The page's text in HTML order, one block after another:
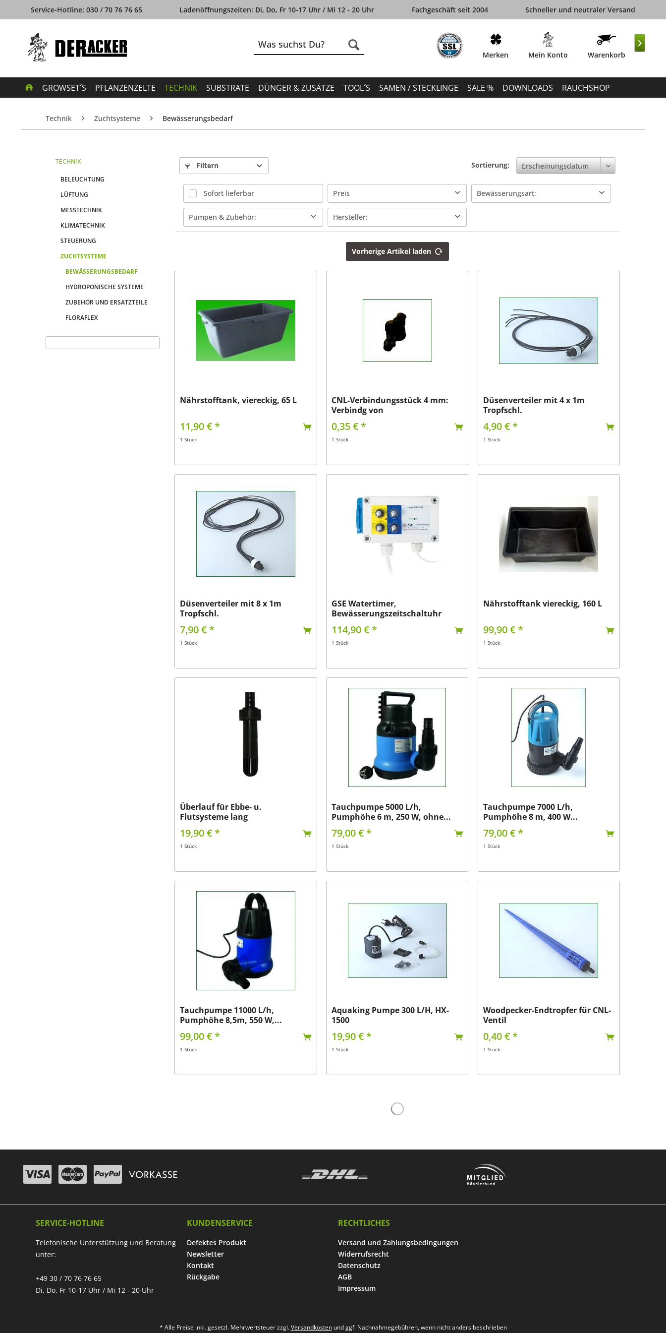
Service-Hotline: 030 / 70 76 76 65 Ladenöffnungszeiten: Di, Do, Fr 10-17 Uhr / Mi 12 - 20 Uhr Fachgeschäft seit 2004 Schneller und neutraler Versand
Merken Mein Konto Warenkorb
GROWSET´S PFLANZENZELTE TECHNIK SUBSTRATE DÜNGER & ZUSÄTZE TOOL´S SAMEN / STECKLINGE SALE % DOWNLOADS RAUCHSHOP

Technik Zuchtsysteme Bewässerungsbedarf
TECHNIK
BELEUCHTUNG
LÜFTUNG
MESSTECHNIK
KLIMATECHNIK
STEUERUNG
ZUCHTSYSTEME
BEWÄSSERUNGSBEDARF
HYDROPONISCHE SYSTEME
ZUBEHÖR UND ERSATZTEILE
FLORAFLEX
Filtern Sortierung:
Sofort lieferbar Preis
von0,35 €bis289,00 €
Bewässerungsart:
Pumpen & Zubehör: Hersteller:
Vorherige Artikel laden
Nährstofftank, viereckig, 65 L
11,90 € *
1 Stück
CNL-Verbindungsstück 4 mm:
Verbindg von
0,35 € *
1 Stück
Düsenverteiler mit 4 x 1m
Tropfschl.
4,90 € *
1 Stück
Düsenverteiler mit 8 x 1m
Tropfschl.
7,90 € *
1 Stück
GSE Watertimer,
Bewässerungszeitschaltuhr
114,90 € *
1 Stück
Nährstofftank viereckig, 160 L
99,90 € *
1 Stück
Überlauf für Ebbe- u.
Flutsysteme lang
19,90 € *
1 Stück
Tauchpumpe 5000 L/h,
Pumphöhe 6 m, 250 W, ohne...
79,00 € *
1 Stück
Tauchpumpe 7000 L/h,
Pumphöhe 8 m, 400 W...
79,00 € *
1 Stück
Tauchpumpe 11000 L/h,
Pumphöhe 8,5m, 550 W,...
99,00 € *
1 Stück
Aquaking Pumpe 300 L/H, HX-
1500
19,90 € *
1 Stück
Woodpecker-Endtropfer für CNL-
Ventil
0,40 € *
1 Stück
SERVICE-HOTLINE
Telefonische Unterstützung und Beratung
unter:
+49 30 / 70 76 76 65
Di, Do, Fr 10-17 Uhr / Mi 12 - 20 Uhr
KUNDENSERVICE
Defektes Produkt
Newsletter
Kontakt
Rückgabe
RECHTLICHES
Versand und Zahlungsbedingungen
Widerrufsrecht
Datenschutz
AGB
Impressum
* Alle Preise inkl. gesetzl. Mehrwertsteuer zzgl.Versandkostenund ggf. Nachnahmegebühren, wenn nicht anders beschrieben